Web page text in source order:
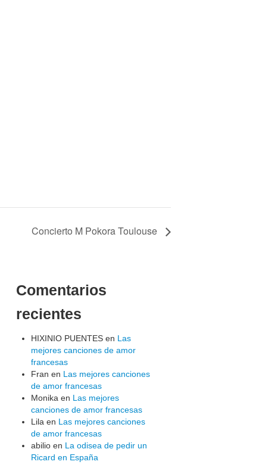
Concierto M Pokora Toulouse
Comentarios
recientes
HIXINIO PUENTESen Las
mejores canciones de amor
francesas
Fran en Las mejores canciones
de amor francesas
Monika en Las mejores
canciones de amor francesas
Lila en Las mejores canciones
de amor francesas
abilioen La odisea de pedir un
Ricard en España